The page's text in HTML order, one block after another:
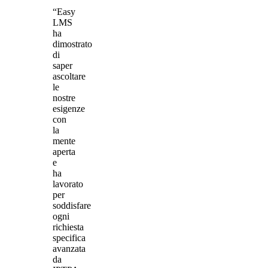
“Easy
LMS
ha
dimostrato
di
saper
ascoltare
le
nostre
esigenze
con
la
mente
aperta
e
ha
lavorato
per
soddisfare
ogni
richiesta
specifica
avanzata
da